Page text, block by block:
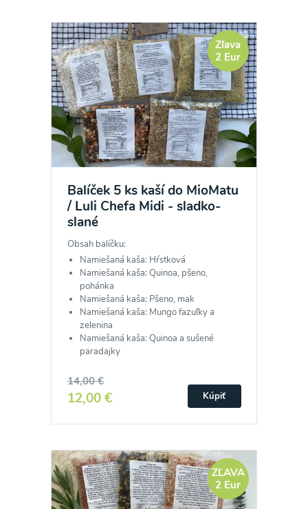
Zľava
2 Eur
Balíček 5 ks kaší do MioMatu
/ Luli Chefa Midi - sladko-
slané
Obsah balíčku:
Namiešaná kaša: Hŕstková
Namiešaná kaša: Quinoa, pšeno,
pohánka
Namiešaná kaša: Pšeno, mak
Namiešaná kaša: Mungo fazuľky a
zelenina
Namiešaná kaša: Quinoa a sušené
paradajky
14,00 €
12,00 € Kúpiť
ZĽAVA
2 Eur